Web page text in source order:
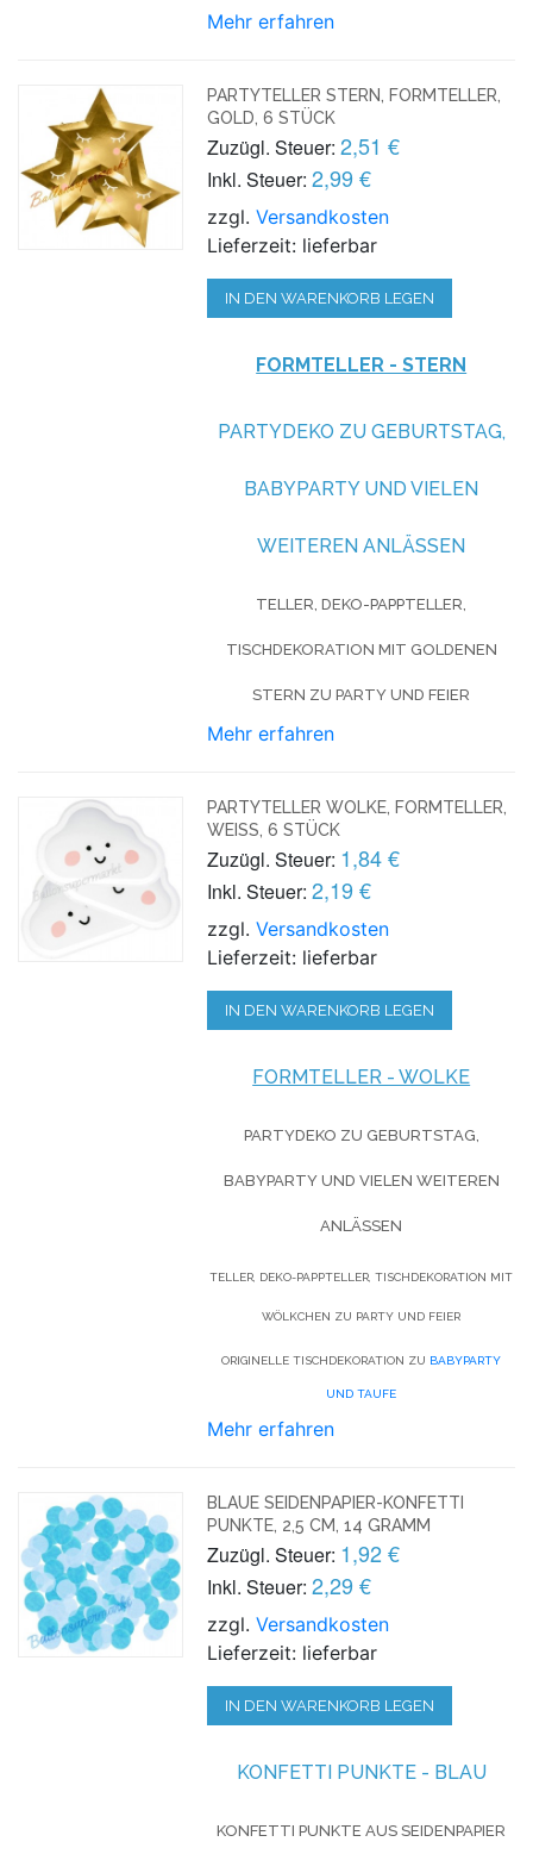
Mehr erfahren
PARTYTELLER STERN, FORMTELLER,
GOLD, 6 STÜCK
Zuzügl. Steuer: 2,51 €
Inkl. Steuer: 2,99 €
zzgl.Versandkosten
Lieferzeit: lieferbar
IN DEN WARENKORB LEGEN
FORMTELLER - STERN
PARTYDEKO ZU GEBURTSTAG,
BABYPARTY UND VIELEN
WEITEREN ANLÄSSEN
TELLER, DEKO-PAPPTELLER,
TISCHDEKORATION MIT GOLDENEN
STERN ZU PARTY UND FEIER
Mehr erfahren
PARTYTELLER WOLKE, FORMTELLER,
WEISS, 6 STÜCK
Zuzügl. Steuer: 1,84 €
Inkl. Steuer: 2,19 €
zzgl.Versandkosten
Lieferzeit: lieferbar
IN DEN WARENKORB LEGEN
FORMTELLER - WOLKE
PARTYDEKO ZU GEBURTSTAG,
BABYPARTY UND VIELEN WEITEREN
ANLÄSSEN
TELLER, DEKO-PAPPTELLER, TISCHDEKORATION MIT
WÖLKCHEN ZU PARTY UND FEIER
ORIGINELLE TISCHDEKORATION ZU BABYPARTY
UND TAUFE
Mehr erfahren
BLAUE SEIDENPAPIER-KONFETTI
PUNKTE, 2,5 CM, 14 GRAMM
Zuzügl. Steuer: 1,92 €
Inkl. Steuer: 2,29 €
zzgl.Versandkosten
Lieferzeit: lieferbar
IN DEN WARENKORB LEGEN
KONFETTI PUNKTE - BLAU
KONFETTI PUNKTE AUS SEIDENPAPIER